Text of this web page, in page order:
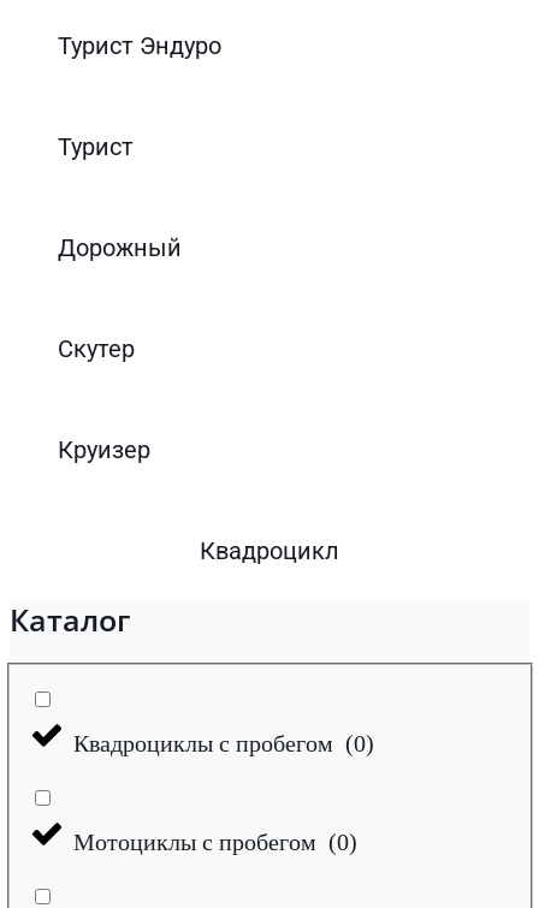
Турист Эндуро
Турист
Дорожный
Скутер
Круизер
Квадроцикл
Каталог
Квадроциклы с пробегом (0)
Мотоциклы с пробегом (0)